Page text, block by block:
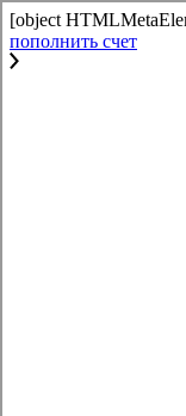
[object
пополнить счет